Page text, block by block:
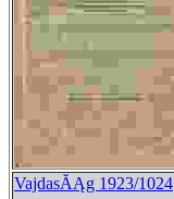
VajdasĂĄg 1923/1024